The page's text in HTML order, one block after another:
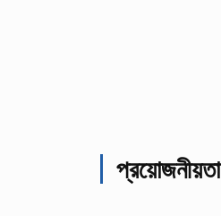
প্রয়োজনীয়তা